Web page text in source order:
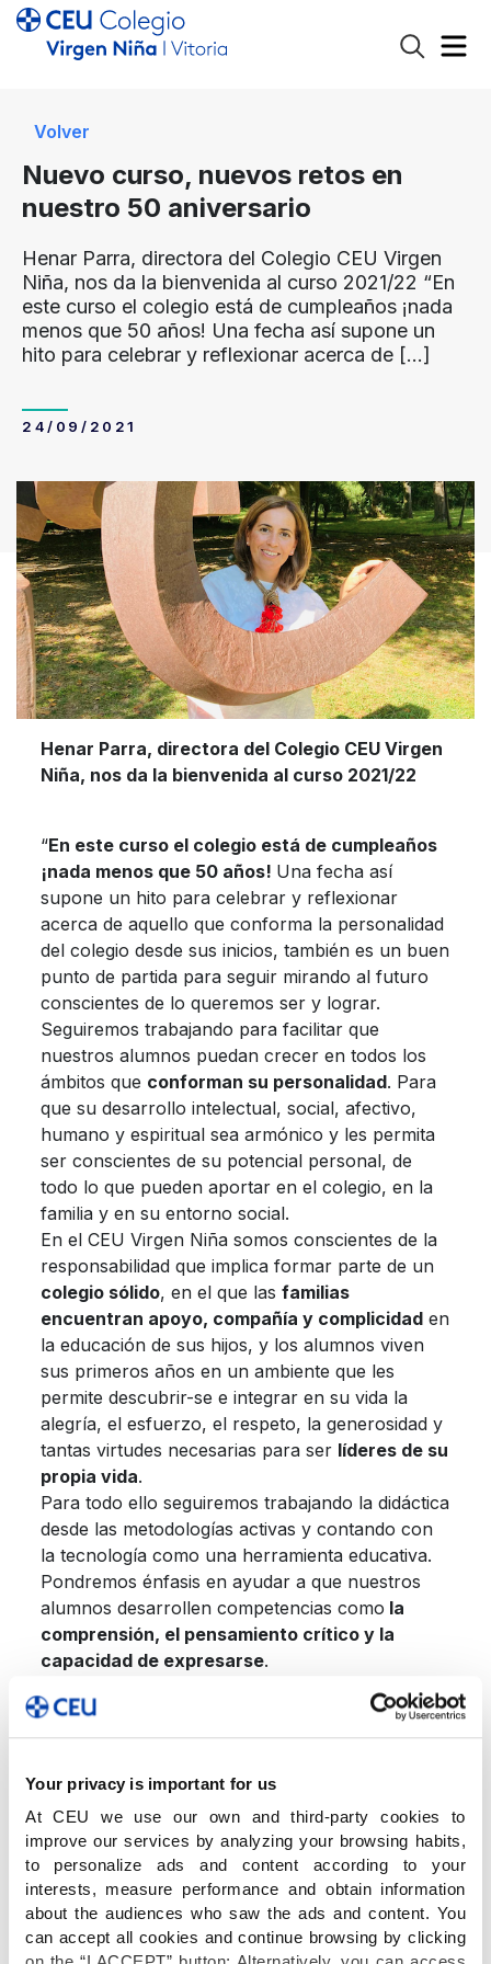
Your privacy is important for us
At CEU we use our own and third-party cookies to
improve our services by analyzing your browsing habits,
to personalize ads and content according to your
interests, measure performance and obtain information
about the audiences who saw the ads and content. You
can accept all cookies and continue browsing by clicking
Volver
Nuevo curso, nuevos retos en
nuestro 50 aniversario
Henar Parra, directora del Colegio CEU Virgen
Niña, nos da la bienvenida al curso 2021/22 “En
este curso el colegio está de cumpleaños ¡nada
menos que 50 años! Una fecha así supone un
hito para celebrar y reflexionar acerca de […]
24/09/2021
Henar Parra, directora del Colegio CEU Virgen
Niña, nos da la bienvenida al curso 2021/22
“En este curso el colegio está de cumpleaños
¡nada menos que 50 años! Una fecha así
supone un hito para celebrar y reflexionar
acerca de aquello que conforma la personalidad
del colegio desde sus inicios, también es un buen
punto de partida para seguir mirando al futuro
conscientes de lo queremos ser y lograr.
Seguiremos trabajando para facilitar que
nuestros alumnos puedan crecer en todos los
ámbitos que conforman su personalidad. Para
que su desarrollo intelectual, social, afectivo,
humano y espiritual sea armónico y les permita
ser conscientes de su potencial personal, de
todo lo que pueden aportar en el colegio, en la
familia y en su entorno social.
En el CEU Virgen Niña somos conscientes de la
responsabilidad que implica formar parte de un
colegio sólido, en el que las familias
encuentran apoyo, compañía y complicidaden
la educación de sus hijos, y los alumnos viven
sus primeros años en un ambiente que les
permite descubrir-se e integrar en su vida la
alegría, el esfuerzo, el respeto, la generosidad y
tantas virtudes necesarias para ser líderes de su
propia vida.
Para todo ello seguiremos trabajando la didáctica
desde las metodologías activas y contando con
la tecnología como una herramienta educativa.
Pondremos énfasis en ayudar a que nuestros
alumnos desarrollen competencias como la
comprensión, el pensamiento crítico y la
capacidad de expresarse.
¡El desafío es grande, pero también lo es el
equipo de profesionales que cada día acudimos
al colegio llenos de ilusión!
diferentes actividades que vamos a realizar con
motivo de nuestro 50 aniversario”.
Henar Parra, directora del Colegio CEU Virgen
Niña